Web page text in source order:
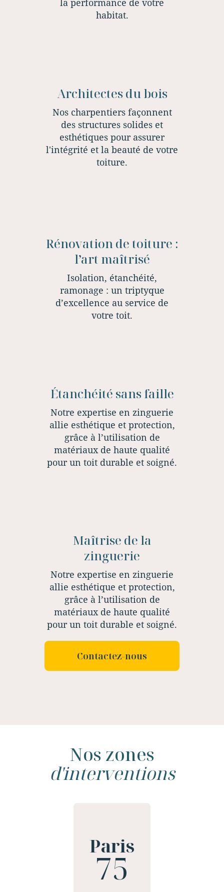
la performance de votre
habitat.
Architectes du bois
Nos charpentiers façonnent
des structures solides et
esthétiques pour assurer
l'intégrité et la beauté de votre
toiture.
Rénovation de toiture :
l’art maîtrisé
Isolation, étanchéité,
ramonage : un triptyque
d’excellence au service de
votre toit.
Étanchéité sans faille
Notre expertise en zinguerie
allie esthétique et protection,
grâce à l’utilisation de
matériaux de haute qualité
pour un toit durable et soigné.
Maîtrise de la
zinguerie
Notre expertise en zinguerie
allie esthétique et protection,
grâce à l’utilisation de
matériaux de haute qualité
pour un toit durable et soigné.
Contactez-nous
Nos zones
d'interventions
Paris
75